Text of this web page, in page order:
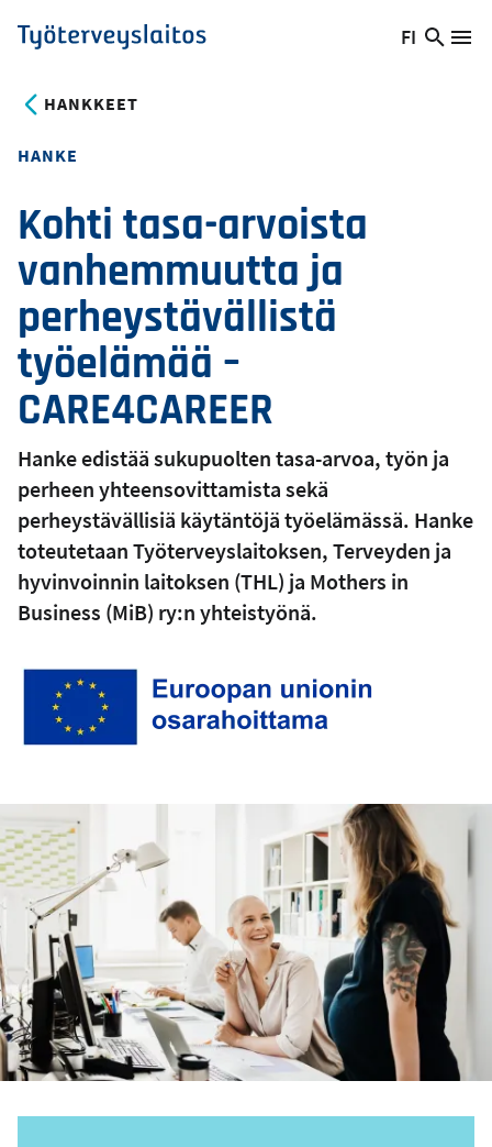
Hyppää
pääsisältöön
Työterveyslaitos
Vaihda
FI
Hae
HANKKEET
HANKE
Kohti tasa-arvoista
vanhemmuutta ja
perheystävällistä
työelämää –
CARE4CAREER
Hanke edistää sukupuolten tasa-arvoa, työn ja
perheen yhteensovittamista sekä
perheystävällisiä käytäntöjä työelämässä. Hanke
toteutetaan Työterveyslaitoksen, Terveyden ja
hyvinvoinnin laitoksen (THL) ja Mothers in
Business (MiB) ry:n yhteistyönä.